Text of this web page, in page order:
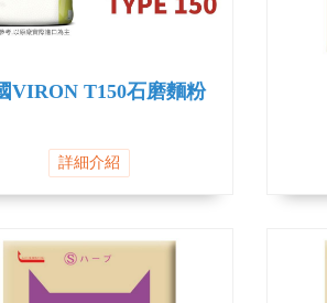
VIRON T150石磨麵粉
詳細介紹